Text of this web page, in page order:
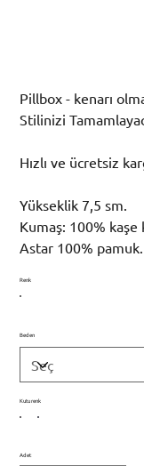
Pillbox - kenarı
Stilinizi
Hızlı ve ücretsiz
Yükseklik 7,5 sm.
Kumaş: 100% kaşe
Astar 100% pamuk.
Renk
Beden
Kutu renk
Adet